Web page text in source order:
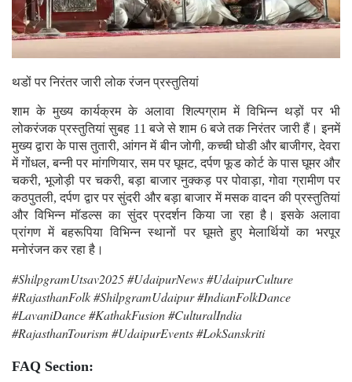
थडों पर निरंतर जारी लोक रंजन प्रस्तुतियां
शाम के मुख्य कार्यक्रम के अलावा शिल्पग्राम में विभिन्न थड़ों पर भी
लोकरंजक प्रस्तुतियां सुबह 11 बजे से शाम 6 बजे तक निरंतर जारी हैं। इनमें
मुख्य द्वारा के पास तुतारी, आंगन में बीन जोगी, कच्ची घोडी और बाजीगर, देवरा
में गोंधल, बन्नी पर मांगणियार, सम पर घूमट, दर्पण फूड कोर्ट के पास घूमर और
चकरी, भूजोड़ी पर चकरी, बड़ा बाजार नुक्कड़ पर पोवाड़ा, गोवा ग्रामीण पर
कठपुतली, दर्पण द्वार पर सुंदरी और बड़ा बाजार में मसक वादन की प्रस्तुतियां
और विभिन्न मॉडल्स का सुंदर प्रदर्शन किया जा रहा है। इसके अलावा
प्रांगण में बहरूपिया विभिन्न स्थानों पर घूमते हुए मेलार्थियों का भरपूर
मनाेरंजन कर रहा है।
#ShilpgramUtsav2025 #UdaipurNews #UdaipurCulture
#RajasthanFolk #ShilpgramUdaipur #IndianFolkDance
#LavaniDance #KathakFusion #CulturalIndia
#RajasthanTourism #UdaipurEvents #LokSanskriti
FAQ Section: